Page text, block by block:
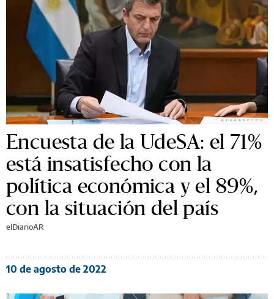
Encuesta de la UdeSA: el 71%
está insatisfecho con la
política económica y el 89%,
con la situación del país
elDiarioAR
10 de agosto de 2022